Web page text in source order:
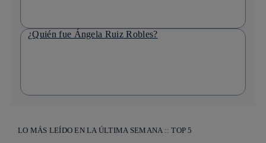
¿Quién fue Ángela Ruiz Robles?
LO MÁS LEÍDO EN LA ÚLTIMA SEMANA :: TOP 5